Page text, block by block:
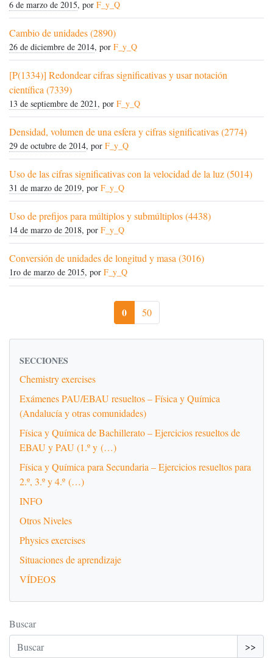
6 de marzo de 2015, por F_y_Q
Cambio de unidades (2890)
26 de diciembre de 2014, por F_y_Q
[P(1334)] Redondear cifras significativas y usar notación
científica (7339)
13 de septiembre de 2021, por F_y_Q
Densidad, volumen de una esfera y cifras significativas (2774)
29 de octubre de 2014, por F_y_Q
Uso de las cifras significativas con la velocidad de la luz (5014)
31 de marzo de 2019, por F_y_Q
Uso de prefijos para múltiplos y submúltiplos (4438)
14 de marzo de 2018, por F_y_Q
Conversión de unidades de longitud y masa (3016)
1ro de marzo de 2015, por F_y_Q
0 50
SECCIONES
Chemistry exercises
Exámenes PAU/EBAU resueltos – Física y Química
(Andalucía y otras comunidades)
Física y Química de Bachillerato – Ejercicios resueltos de
EBAU y PAU (1.º y (…)
Física y Química para Secundaria – Ejercicios resueltos para
2.º, 3.º y 4.º (…)
INFO
Otros Niveles
Physics exercises
Situaciones de aprendizaje
VÍDEOS
Buscar
>>